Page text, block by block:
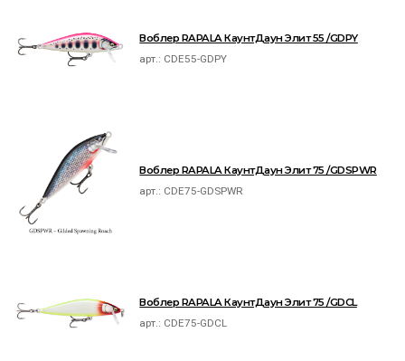
Воблер RAPALA КаунтДаун Элит 55 /GDPY
арт.: CDE55-GDPY
Воблер RAPALA КаунтДаун Элит 75 /GDSPWR
арт.: CDE75-GDSPWR
Воблер RAPALA КаунтДаун Элит 75 /GDCL
арт.: CDE75-GDCL